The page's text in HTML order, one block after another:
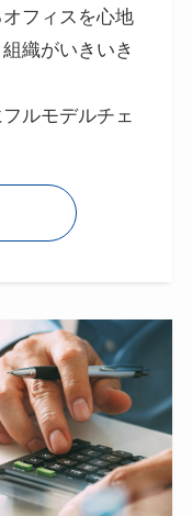
フィスを心地
織がいきいき
ルモデルチェ